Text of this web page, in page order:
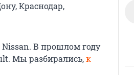
Краснодар,
В прошлом году
Мы разбирались,к